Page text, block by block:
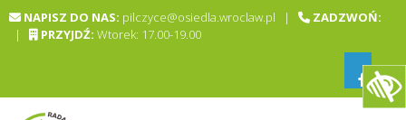
Skip NAPISZ DO NAS: pilczyce@osiedla.wroclaw.pl |
ZADZWOŃ:
|
PRZYJDŹ: Wtorek: 17.00-19.00